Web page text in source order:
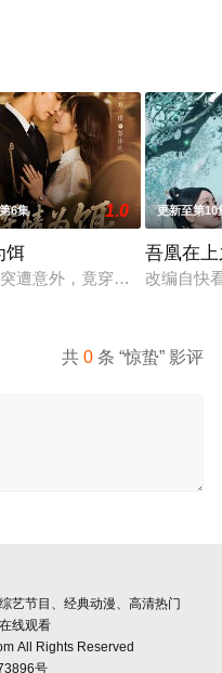
由“中国准备银行”发行的
6集 1.0
饵
遭意外，竟穿越成民国少
更新至第10
吾凰在
改编自快
共0 条 “惊蛰” 影评
艺节目、经典动漫、高清热门
线观看
All Rights Reserved
号